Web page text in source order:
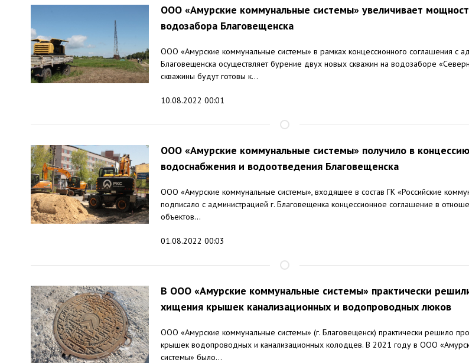
ООО «Амурские коммунальные системы» увеличивает
водозабора Благовещенска
ООО «Амурские коммунальные системы» в рамках концессионного соглашения с
Благовещенска осуществляет бурение двух новых скважин на водозаборе
скважины будут готовы к...
10.08.2022 00:01
ООО «Амурские коммунальные системы» получило в
водоснабжения и водоотведения Благовещенска
ООО «Амурские коммунальные системы», входящее в состав ГК «Российские
подписало с администрацией г. Благовещенка концессионное соглашение в
объектов...
01.08.2022 00:03
В ООО «Амурские коммунальные системы» практически
хищения крышек канализационных и водопроводных люков
ООО «Амурские коммунальные системы» (г. Благовещенск) практически решило
крышек водопроводных и канализационных колодцев. В 2021 году в ООО
системы» было...